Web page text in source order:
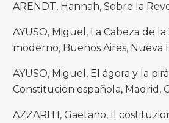
ARENDT, Hannah, Sobre la
AYUSO, Miguel, La Cabeza de
moderno, Buenos Aires, Nueva
AYUSO, Miguel, El ágora y la
Constitución española, Madrid,
AZZARITI, Gaetano, Il